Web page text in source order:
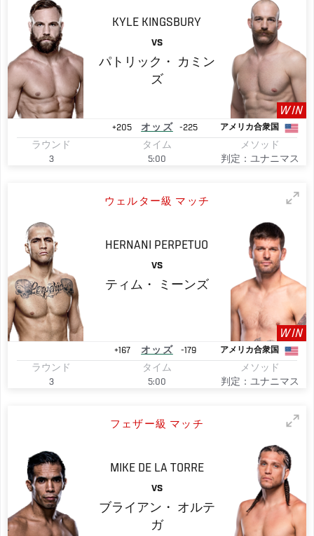
KYLE KINGSBURY
VS
パトリック・
カミン
ズ
WIN
+205 オッズ -225 アメリカ合衆国
ラウンド
3
タイム
5:00
メソッド
判定：ユナニマス
ウェルター級 マッチ
HERNANI PERPETUO
VS
ティム・ ミーンズ
WIN
+167 オッズ -179 アメリカ合衆国
ラウンド
3
タイム
5:00
メソッド
判定：ユナニマス
フェザー級 マッチ
MIKE DE LA TORRE
VS
ブライアン・
オルテ
ガ